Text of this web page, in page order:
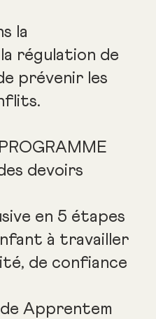
la
régulation de
prévenir les
devoirs
en 5 étapes
à travailler
de confiance
Apprentem